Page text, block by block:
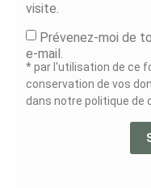
visite.
Prévenez-moi de
e-mail.
* par l'utilisation de ce
conservation de vos
dans notre politique de